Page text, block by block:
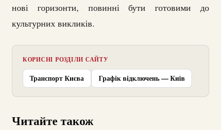
нові горизонти, повинні бути готовими до
культурних викликів.
КОРИСНІ РОЗДІЛИ САЙТУ
Транспорт Києва Графік відключень — Київ
Читайте також